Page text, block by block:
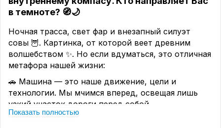
в темноте? 🧭🌙
Ночная трасса, свет фар и внезапный силуэт
совы 🦉. Картинка, от которой веет древним
волшебством ✨. Но если вдуматься, это отличная
метафора нашей жизни:
🚗 Машина — это наше движение, цели и
технологии. Мы мчимся вперед, освещая лишь
узкий участок дороги перед собой.
🌑 Ночь — это неопределенность будущего, в
Показать полностью